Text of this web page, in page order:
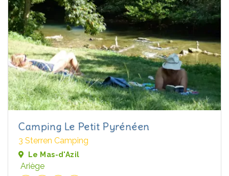
Camping Le Petit Pyrénéen
3 Sterren Camping
Le Mas-d'Azil
Ariège